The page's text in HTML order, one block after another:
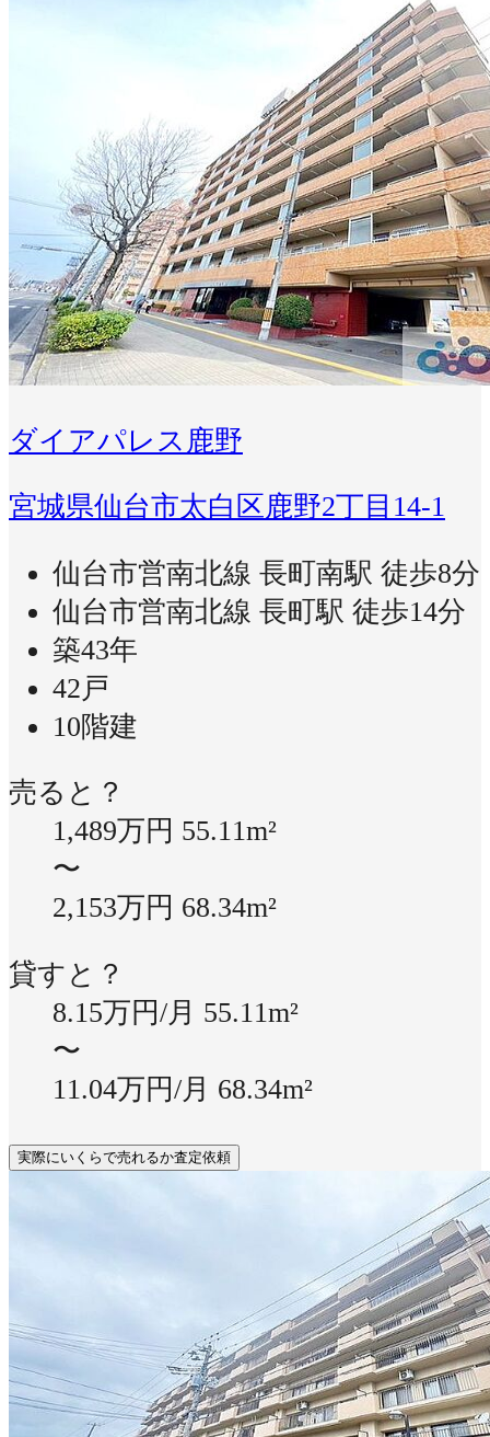
ダイアパレス鹿野
宮城県仙台市太白区鹿野2丁目14-1
仙台市営南北線 長町南駅 徒歩8分
仙台市営南北線 長町駅 徒歩14分
築43年
42戸
10階建
売ると？
1,489万円 55.11m²
〜
2,153万円 68.34m²
貸すと？
8.15万円/月 55.11m²
〜
11.04万円/月 68.34m²
実際にいくらで売れるか査定依頼